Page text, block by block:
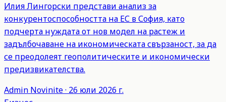
Илия Лингорски представи анализ за
конкурентоспособността на ЕС в София, като
подчерта нуждата от нов модел на растеж и
задълбочаване на икономическата свързаност, за да
се преодолеят геополитическите и икономически
предизвикателства.
Admin Novinite· 26 юли 2026 г.